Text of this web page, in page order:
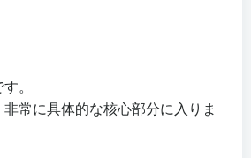
。
常に具体的な核心部分に入りま